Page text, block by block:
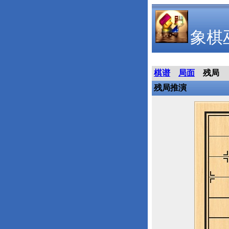
象棋
棋谱 局面
残局
残局推演